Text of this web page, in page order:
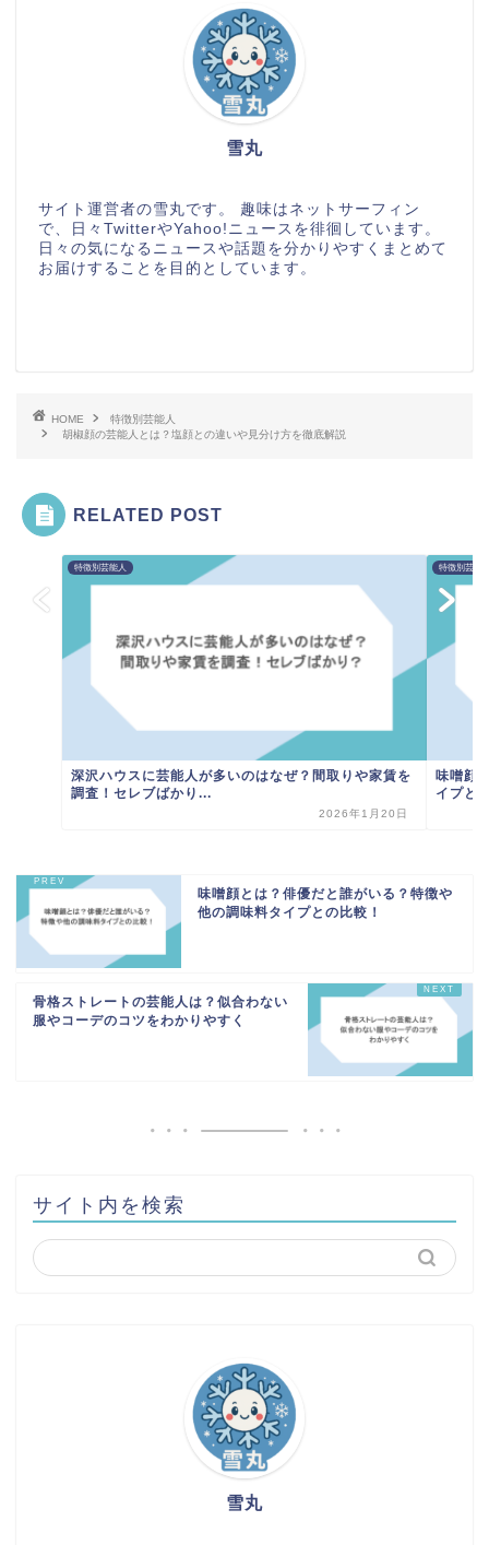
雪丸
サイト運営者の雪丸です。 趣味はネットサーフィン
で、日々TwitterやYahoo!ニュースを徘徊しています。
日々の気になるニュースや話題を分かりやすくまとめて
お届けすることを目的としています。
HOME
特徴別芸能人
胡椒顔の芸能人とは？塩顔との違いや見分け方を徹底解説
RELATED POST
特徴別芸能人
深沢ハウスに芸能人が多いのはなぜ？間取りや家賃を
調査！セレブばかり...
2026年1月20日
特徴別芸能
味噌顔
イプと
味噌顔とは？俳優だと誰がいる？特徴や
他の調味料タイプとの比較！
骨格ストレートの芸能人は？似合わない
服やコーデのコツをわかりやすく
サイト内を検索
雪丸